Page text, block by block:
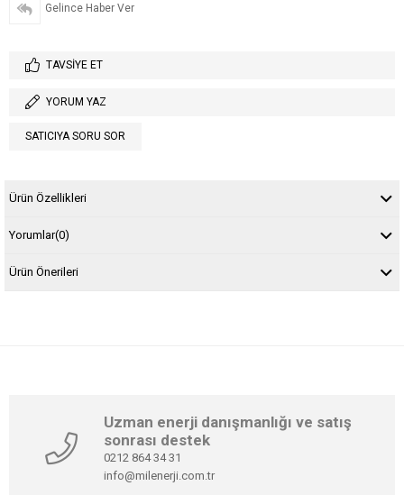
Gelince Haber Ver
TAVSIYE ET
YORUM YAZ
SATICIYA SORU SOR
Ürün Özellikleri
Yorumlar(0)
Ürün Önerileri
Uzman enerji danışmanlığı ve satış
sonrası destek
0212 864 34 31
info@milenerji.com.tr